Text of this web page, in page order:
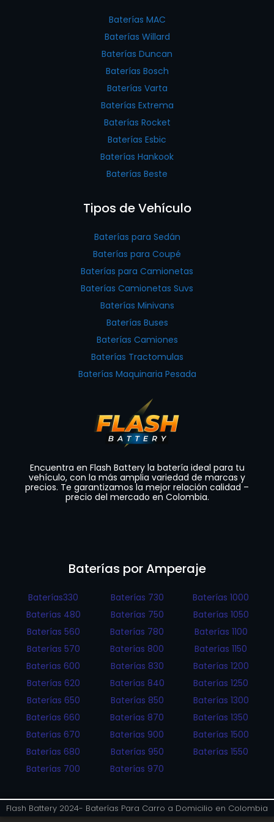
Baterías MAC
Baterías Willard
Baterías Duncan
Baterías Bosch
Baterías Varta
Baterías Extrema
Baterías Rocket
Baterías Esbic
Baterías Hankook
Baterías Beste
Tipos de Vehículo
Baterías para Sedán
Baterías para Coupé
Baterías para Camionetas
Baterías Camionetas Suvs
Baterías Minivans
Baterías Buses
Baterías Camiones
Baterías Tractomulas
Baterías Maquinaria Pesada
Encuentra en Flash Battery la batería ideal para tu
vehículo, con la más amplia variedad de marcas y
precios. Te garantizamos la mejor relación calidad –
precio del mercado en Colombia.
Baterías por Amperaje
Baterías330
Baterías 480
Baterías 560
Baterías 570
Baterías 600
Baterías 620
Baterías 650
Baterías 660
Baterías 670
Baterías 680
Baterías 700
Baterías 730
Baterías 750
Baterías 780
Baterías 800
Baterías 830
Baterías 840
Baterías 850
Baterías 870
Baterías 900
Baterías 950
Baterías 970
Baterías 1000
Baterías 1050
Baterías 1100
Baterías 1150
Baterías 1200
Baterías 1250
Baterías 1300
Baterías 1350
Baterías 1500
Baterías 1550
Flash Battery 2024- Baterías Para Carro a Domicilio en Colombia